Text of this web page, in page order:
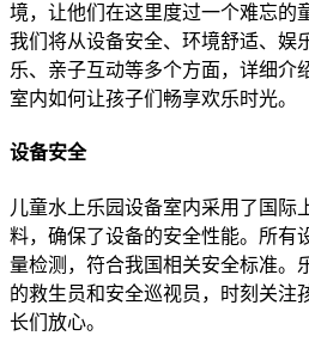
境，让他们在这里度过一个难忘的
我们将从设备安全、环境舒适、娱
乐、亲子互动等多个方面，详细介
室内如何让孩子们畅享欢乐时光。
设备安全
儿童水上乐园设备室内采用了国际
料，确保了设备的安全性能。所有
量检测，符合我国相关安全标准。
的救生员和安全巡视员，时刻关注
长们放心。